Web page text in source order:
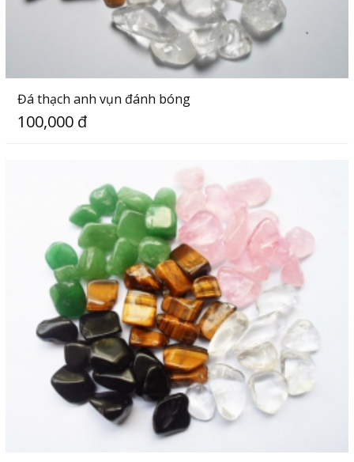
Đá thạch anh vụn đánh bóng
100,000 đ